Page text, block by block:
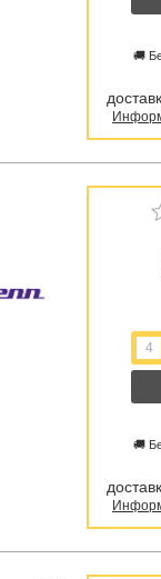
🚚
🚚